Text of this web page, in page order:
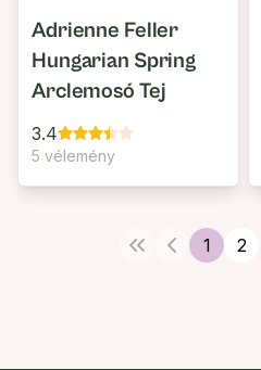
Adrienne Feller
Hungarian Spring
Arclemosó Tej
3.4
5 vélemény
1 2